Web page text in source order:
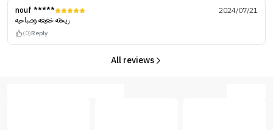
nouf *****
2024/07/21
ريحته خفيفه وصباحيه
(0)Reply
All reviews